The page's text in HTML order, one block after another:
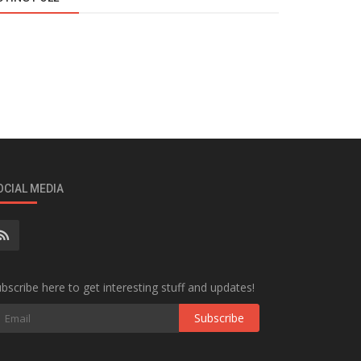
MEDIA
here to get interesting stuff and updates!
Subscribe